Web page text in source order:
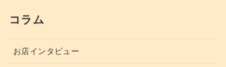
コラム
お店インタビュー